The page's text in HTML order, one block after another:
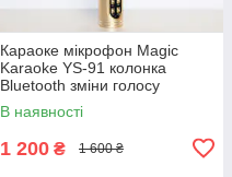
Караоке мікрофон Magic
Karaoke YS-91 колонка
Bluetooth зміни голосу
В наявності
1 200 ₴ 1 600 ₴